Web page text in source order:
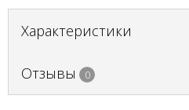
Характеристики
Отзывы 0